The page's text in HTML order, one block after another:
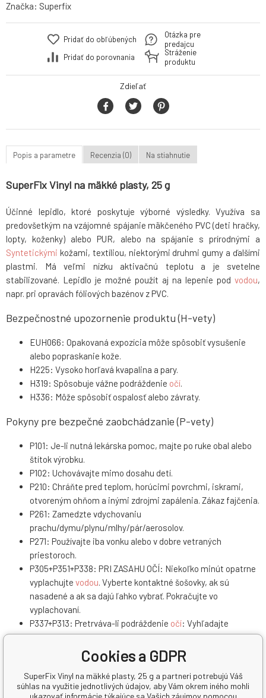
Značka: Superfix
Pridať do obľúbených
Pridať do porovnania
Otázka pre
predajcu
Stráženie
produktu
Zdieľať
Popis a parametre Recenzia (0) Na stiahnutie
SuperFix Vinyl na mäkké plasty, 25 g
Účinné lepidlo, ktoré poskytuje výborné výsledky. Využíva sa
predovšetkým na vzájomné spájanie mäkčeného PVC (deti hračky,
lopty, koženky) alebo PUR, alebo na spájanie s prírodnými a
Syntetickými kožami, textíliou, niektorými druhmi gumy a ďalšími
plastmi. Má veľmi nízku aktivačnú teplotu a je svetelne
stabilizované. Lepidlo je možné použít aj na lepenie pod vodou,
napr. pri opravách fóliových bazénov z PVC.
Bezpečnostné upozornenie produktu (H-vety)
EUH066: Opakovaná expozícia môže spôsobiť vysušenie
alebo popraskanie kože.
H225: Vysoko horľavá kvapalina a pary.
H319: Spôsobuje vážne podráždenie očí.
H336: Môže spôsobiť ospalosť alebo závraty.
Pokyny pre bezpečné zaobchádzanie (P-vety)
P101: Je-li nutná lekárska pomoc, majte po ruke obal alebo
štítok výrobku.
P102: Uchovávajte mimo dosahu detí.
P210: Chráňte pred teplom, horúcimi povrchmi, iskrami,
otvoreným ohňom a inými zdrojmi zapálenia. Zákaz fajčenia.
P261: Zamedzte vdychovaniu
prachu/dymu/plynu/mlhy/pár/aerosolov.
P271: Používajte iba vonku alebo v dobre vetraných
priestoroch.
P305+P351+P338: PRI ZASAHU OČÍ: Niekoľko minút opatrne
vyplachujte vodou. Vyberte kontaktné šošovky, ak sú
nasadené a ak sa dajú ľahko vybrať. Pokračujte vo
vyplachovaní.
P337+P313: Pretrváva-li podráždenie očí: Vyhľadajte
lekársku pomoc/ošetrenie.
P501: Odstráňte obsah/obal podľa inštrukcií na výrobku.
Parametre Pridať do porovnania
Cookies a GDPR
SuperFix Vinyl na mäkké plasty, 25 g a partneri potrebujú Váš
súhlas na využitie jednotlivých údajov, aby Vám okrem iného mohli
ukazovať informácie týkajúce sa Vašich záujmov pomocou